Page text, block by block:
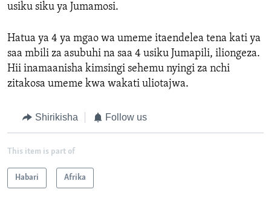
usiku siku ya Jumamosi.
Hatua ya 4 ya mgao wa umeme itaendelea tena kati ya
saa mbili za asubuhi na saa 4 usiku Jumapili, iliongeza.
Hii inamaanisha kimsingi sehemu nyingi za nchi
zitakosa umeme kwa wakati uliotajwa.
Shirikisha Follow us
This item is part of
Habari Afrika